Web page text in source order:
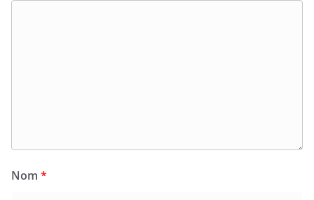
Nom *